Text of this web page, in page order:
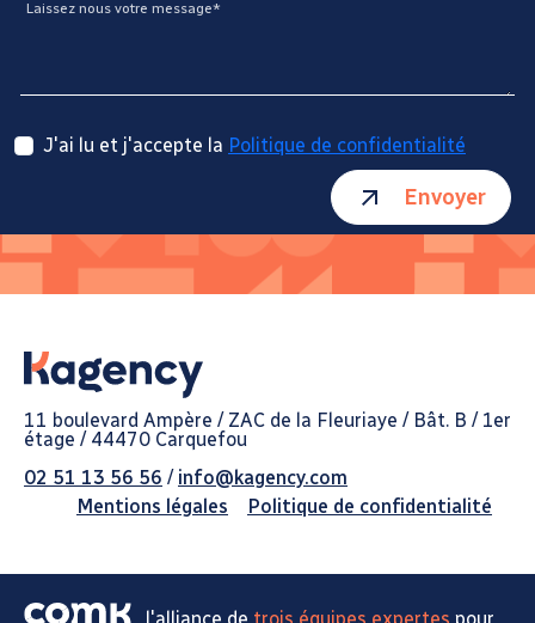
Laissez nous votre message*
J'ai lu et j'accepte la Politique de confidentialité
Envoyer
11 boulevard Ampère / ZAC de la Fleuriaye / Bât. B / 1er
étage / 44470 Carquefou
02 51 13 56 56 / info@kagency.com
Mentions légales
Politique de confidentialité